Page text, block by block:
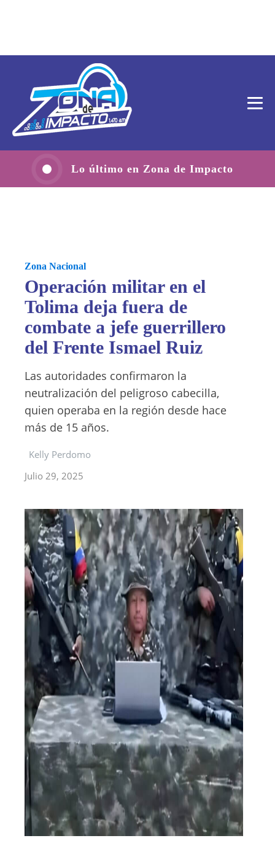
Lo último en Zona de Impacto
Zona Nacional
Operación militar en el
Tolima deja fuera de
combate a jefe guerrillero
del Frente Ismael Ruiz
Las autoridades confirmaron la
neutralización del peligroso cabecilla,
quien operaba en la región desde hace
más de 15 años.
Kelly Perdomo
Julio 29, 2025